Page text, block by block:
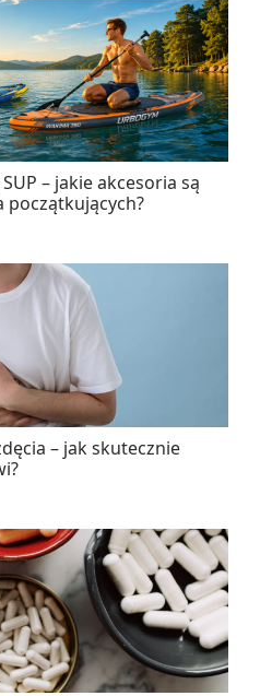
– jakie akcesoria są
początkujących?
– jak skutecznie